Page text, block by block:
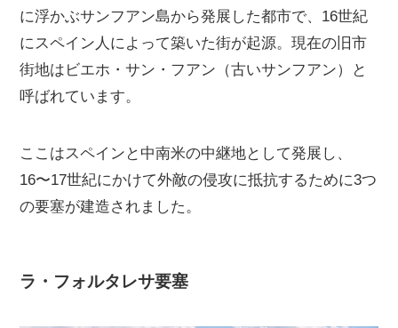
に浮かぶサンフアン島から発展した都市で、16世紀
にスペイン人によって築いた街が起源。現在の旧市
街地はビエホ・サン・フアン（古いサンフアン）と
呼ばれています。
ここはスペインと中南米の中継地として発展し、
16〜17世紀にかけて外敵の侵攻に抵抗するために3つ
の要塞が建造されました。
ラ・フォルタレサ要塞